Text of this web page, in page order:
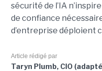
sécurité de l’IA
de confiance
d’entreprise déploient
Article rédigé par
Taryn Plumb, CIO